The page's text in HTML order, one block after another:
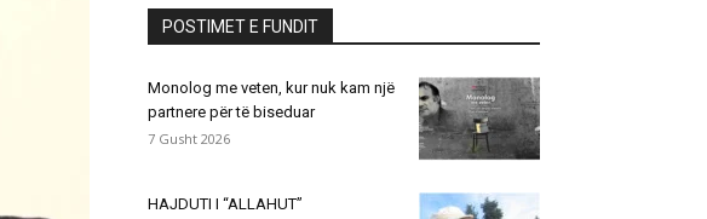
POSTIMET E FUNDIT
Monolog me veten, kur nuk kam një
partnere për të biseduar
7 Gusht 2026
HAJDUTI I “ALLAHUT”